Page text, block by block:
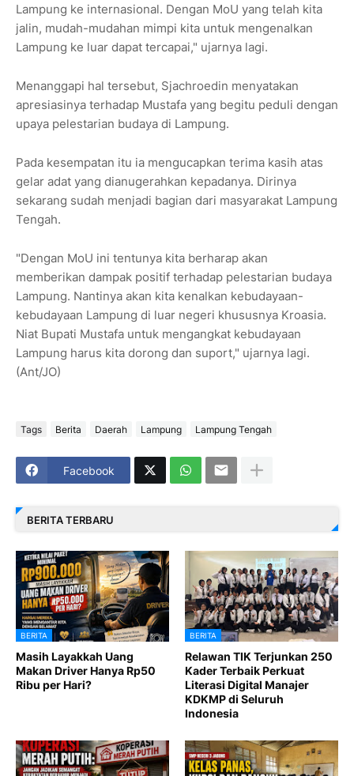
Lampung ke internasional. Dengan MoU yang telah kita
jalin, mudah-mudahan mimpi kita untuk mengenalkan
Lampung ke luar dapat tercapai," ujarnya lagi.
Menanggapi hal tersebut, Sjachroedin menyatakan
apresiasinya terhadap Mustafa yang begitu peduli dengan
upaya pelestarian budaya di Lampung.
Pada kesempatan itu ia mengucapkan terima kasih atas
gelar adat yang dianugerahkan kepadanya. Dirinya
sekarang sudah menjadi bagian dari masyarakat Lampung
Tengah.
"Dengan MoU ini tentunya kita berharap akan
memberikan dampak positif terhadap pelestarian budaya
Lampung. Nantinya akan kita kenalkan kebudayaan-
kebudayaan Lampung di luar negeri khususnya Kroasia.
Niat Bupati Mustafa untuk mengangkat kebudayaan
Lampung harus kita dorong dan suport," ujarnya lagi.
(Ant/JO)
Tags Berita Daerah Lampung Lampung Tengah
Facebook
BERITA TERBARU
BERITA
Masih Layakkah Uang
Makan Driver Hanya Rp50
Ribu per Hari?
BERITA
Relawan TIK Terjunkan 250
Kader Terbaik Perkuat
Literasi Digital Manajer
KDKMP di Seluruh
Indonesia